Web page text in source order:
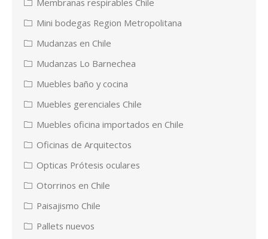
Mini bodegas Region Metropolitana
Mudanzas en Chile
Mudanzas Lo Barnechea
Muebles baño y cocina
Muebles gerenciales Chile
Muebles oficina importados en Chile
Oficinas de Arquitectos
Opticas Prótesis oculares
Otorrinos en Chile
Paisajismo Chile
Pallets nuevos